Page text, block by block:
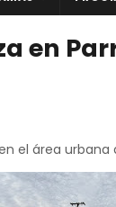
en
el área